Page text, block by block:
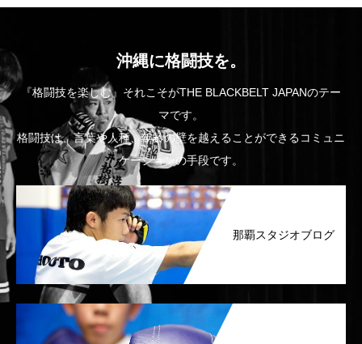
沖縄に格闘技を。
『格闘技を楽しむ』それこそがTHE BLACKBELT JAPANのテー
マです。
格闘技は、言葉や人種、年齢の壁を越えることができるコミュニ
ケーションの手段です。
那覇スタジオブログ